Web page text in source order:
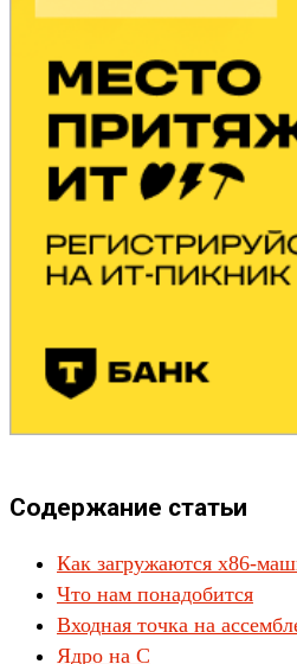
Содержание статьи
Как загружаются x86-
Что нам понадобится
Входная точка на
Ядро на C